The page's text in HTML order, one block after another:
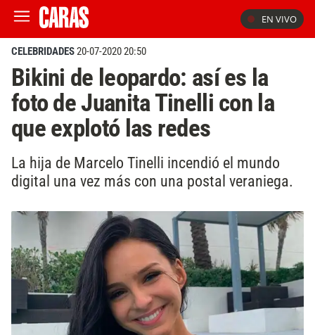
EN VIVO
CELEBRIDADES20-07-2020 20:50
Bikini de leopardo: así es la
foto de Juanita Tinelli con la
que explotó las redes
La hija de Marcelo Tinelli incendió el mundo
digital una vez más con una postal veraniega.